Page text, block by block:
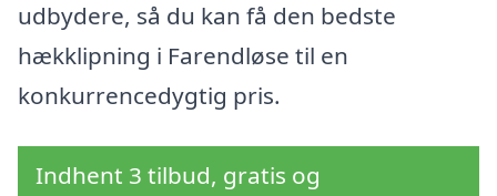
udbydere, så du kan få den bedste
hækklipning i Farendløse til en
konkurrencedygtig pris.
Indhent 3 tilbud, gratis og